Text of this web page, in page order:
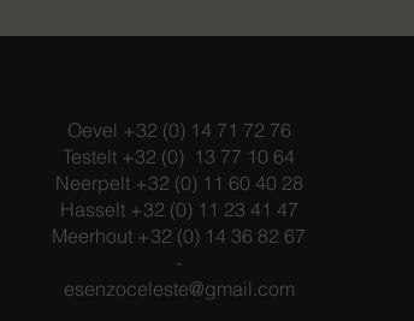
Oevel +32 (0) 14 71 72 76
Testelt +32 (0) 13 77 10 64
Neerpelt +32 (0) 11 60 40 28
Hasselt +32 (0) 11 23 41 47
Meerhout +32 (0) 14 36 82 67
-
esenzoceleste@gmail.com